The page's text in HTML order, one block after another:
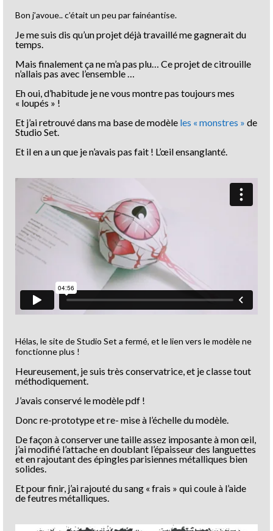
Bon j’avoue.. c’était un peu par fainéantise.
Je me suis dis qu’un projet déjà travaillé me gagnerait du
temps.
Mais finalement ça ne m’a pas plu… Ce projet de citrouille
n’allais pas avec l’ensemble …
Eh oui, d’habitude je ne vous montre pas toujours mes
« loupés » !
Et j’ai retrouvé dans ma base de modèle les « monstres » de
Studio Set.
Et il en a un que je n’avais pas fait ! L’œil ensanglanté.
Hélas, le site de Studio Set a fermé, et le lien vers le modèle ne
fonctionne plus !
Heureusement, je suis très conservatrice, et je classe tout
méthodiquement.
J’avais conservé le modèle pdf !
Donc re-prototype et re- mise à l’échelle du modèle.
De façon à conserver une taille assez imposante à mon œil,
j’ai modifié l’attache en doublant l’épaisseur des languettes
et en rajoutant des épingles parisiennes métalliques bien
solides.
Et pour finir, j’ai rajouté du sang « frais » qui coule à l’aide
de feutres métalliques.